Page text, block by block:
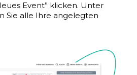
Event” klicken. Unter
Sie alle Ihre angelegten